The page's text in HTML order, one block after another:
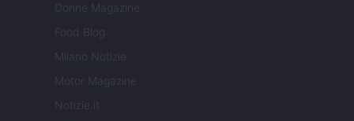
Donne Magazine
Food Blog
Milano Notizie
Motor Magazine
Notizie.it